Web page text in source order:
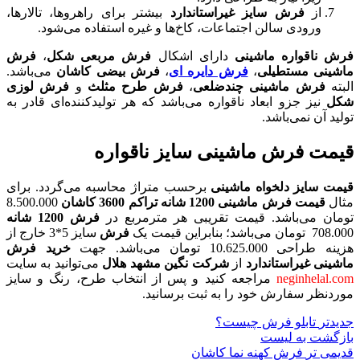
ازفرش سایز غیراستاندارد بیشتر برای راهروها، تالارها،
ورودی سالن اجتماعات، کاخ‌ها و غیره استفاده می‌شود.
فرش ناقواره ماشینی دارای اشکال فرش مربعی شکل، فرش
ماشینی مستطیلی،فرش دایره ای،فرش بیضی کاشان می‌باشد.
البتهفرش ماشینی چندضلعی،فرش طرح مثلث و فرش لوزی
شکل نیز جزو ابعاد ناقواره می‌باشد که هر تولیدکننده‌ای قادر به
تولید آن نمی‌باشد.
قیمت فرش ماشینی سایز ناقواره
قیمت سایز دلخواه ماشینی برحسب متراژ محاسبه می‌گردد. برای
مثالقیمت فرش ماشینی 1200 شانه تراکم 3600 کاشان
8.500.000
تومان می‌باشد. قیمت تقریبی هر مترمربع درفرش 1200 شانه
708.000 تومان می‌باشد؛ بنابراین قیمت یک
فرش
سایز 5*3 خارج از
هزینه طراحی 10.625.000 تومان می‌باشد. جهت
خرید فرش
ماشینی غیراستاندارد ازشرکت نگین مشهد هلال می‌توانید به سایت
neginhelal.com مراجعه کنید و پس از انتخاب طرح، رنگ و سایز
موردنظر سفارش خود را به ثبت برسانید.
جدیدتر تابلو فرش چیست؟
بازگشت به لیست
قدیمی تر فرش کهنه نما کاشان